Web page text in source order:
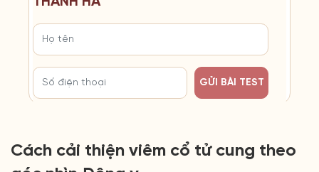
GỬI BÀI TEST
Cách cải thiện viêm cổ tử cung theo